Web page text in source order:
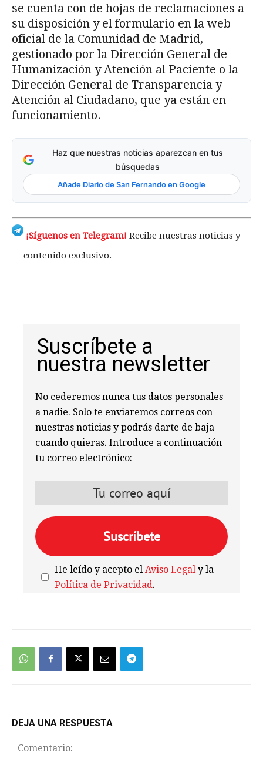
se cuenta con de hojas de reclamaciones a
su disposición y el formulario en la web
oficial de la Comunidad de Madrid,
gestionado por la Dirección General de
Humanización y Atención al Paciente o la
Dirección General de Transparencia y
Atención al Ciudadano, que ya están en
funcionamiento.
Haz que nuestras noticias aparezcan en tus
búsquedas
Añade Diario de San Fernando en Google
¡Síguenos en Telegram! Recibe nuestras noticias y
contenido exclusivo.
Suscríbete a
nuestra newsletter
No cederemos nunca tus datos personales
a nadie. Solo te enviaremos correos con
nuestras noticias y podrás darte de baja
cuando quieras. Introduce a continuación
tu correo electrónico:
He leído y acepto elAviso Legal y la
Política de Privacidad.
DEJA UNA RESPUESTA